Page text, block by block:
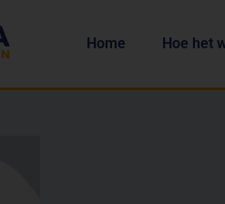
Home Hoe het